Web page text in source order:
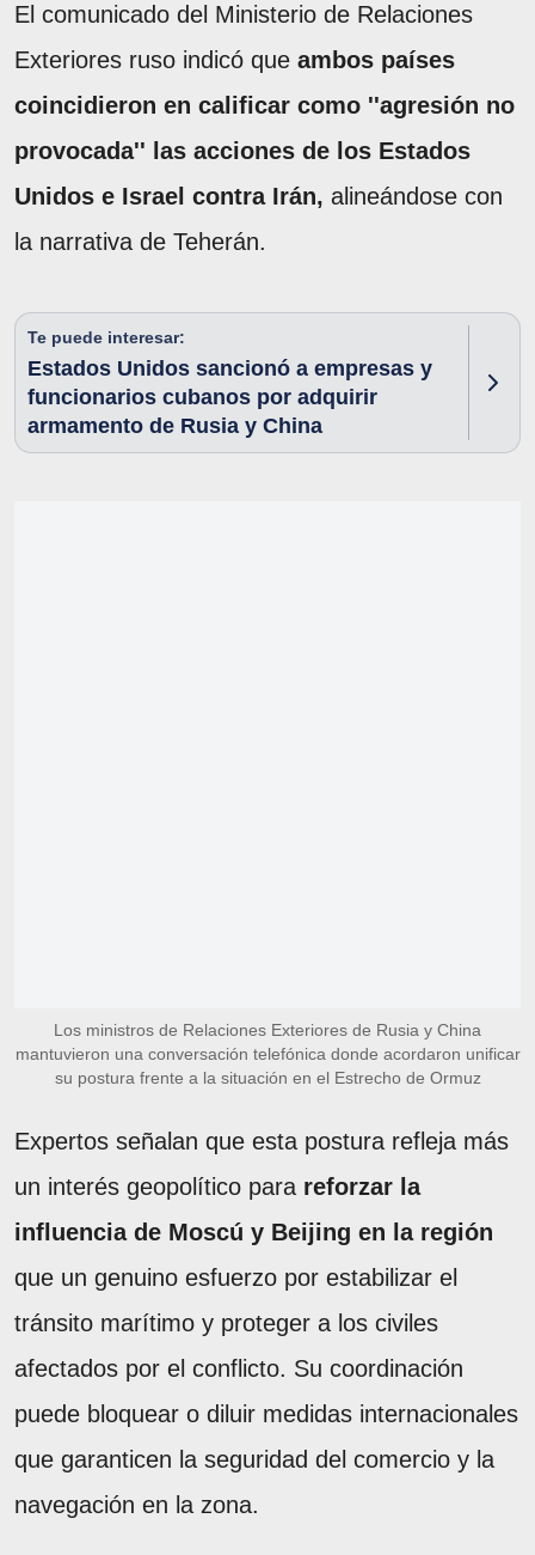
El comunicado del Ministerio de Relaciones
Exteriores ruso indicó que ambos países
coincidieron en calificar como ''agresión no
provocada'' las acciones de los Estados
Unidos e Israel contra Irán, alineándose con
la narrativa de Teherán.
Te puede interesar:
Estados Unidos sancionó a empresas y
funcionarios cubanos por adquirir
armamento de Rusia y China
Los ministros de Relaciones Exteriores de Rusia y China
mantuvieron una conversación telefónica donde acordaron unificar
su postura frente a la situación en el Estrecho de Ormuz
Expertos señalan que esta postura refleja más
un interés geopolítico para reforzar la
influencia de Moscú y Beijing en la región
que un genuino esfuerzo por estabilizar el
tránsito marítimo y proteger a los civiles
afectados por el conflicto. Su coordinación
puede bloquear o diluir medidas internacionales
que garanticen la seguridad del comercio y la
navegación en la zona.